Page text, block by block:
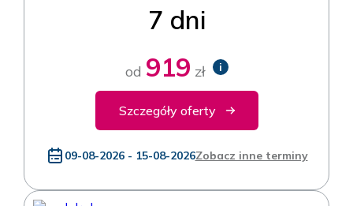
7 dni
od 919 zł i
Szczegóły oferty
09-08-2026 - 15-08-2026Zobacz inne terminy